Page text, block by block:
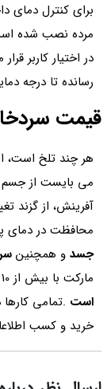
برای کنترل دمای
مرده نصب شده
در اختیار کاربر
رسانده تا درجه
قیمت
هر چند تلخ است،
می بایست از جسم
آفرینش، از گزند
محافظت در دمای
جسد و همچنین
مارکت با بیش از 10 سال سابقه کار در ساخت
است .تمامی
خرید و کسب